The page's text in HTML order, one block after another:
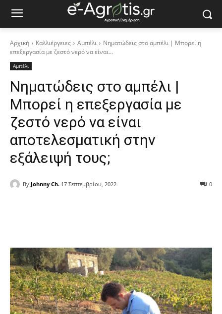
Αρχική Καλλιέργειες Αμπέλι
Νηματώδεις στο αμπέλι | Μπορεί η
επεξεργασία με ζεστό νερό να είναι...
Αμπέλι
Νηματώδεις στο αμπέλι |
Μπορεί η επεξεργασία με
ζεστό νερό να είναι
αποτελεσματική στην
εξάλειψή τους;
By Johnny Ch. 17 Σεπτεμβρίου, 2022 0